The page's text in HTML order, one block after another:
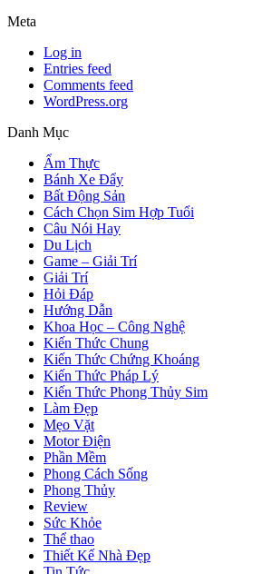
Meta
Log in
Entries feed
Comments feed
WordPress.org
Danh Mục
Ẩm Thực
Bánh Xe Đẩy
Bất Động Sản
Cách Chọn Sim Hợp Tuổi
Câu Nói Hay
Du Lịch
Game – Giải Trí
Giải Trí
Hỏi Đáp
Hướng Dẫn
Khoa Học – Công Nghệ
Kiến Thức Chung
Kiến Thức Chứng Khoáng
Kiến Thức Pháp Lý
Kiến Thức Phong Thủy Sim
Làm Đẹp
Mẹo Vặt
Motor Điện
Phần Mềm
Phong Cách Sống
Phong Thủy
Review
Sức Khỏe
Thể thao
Thiết Kế Nhà Đẹp